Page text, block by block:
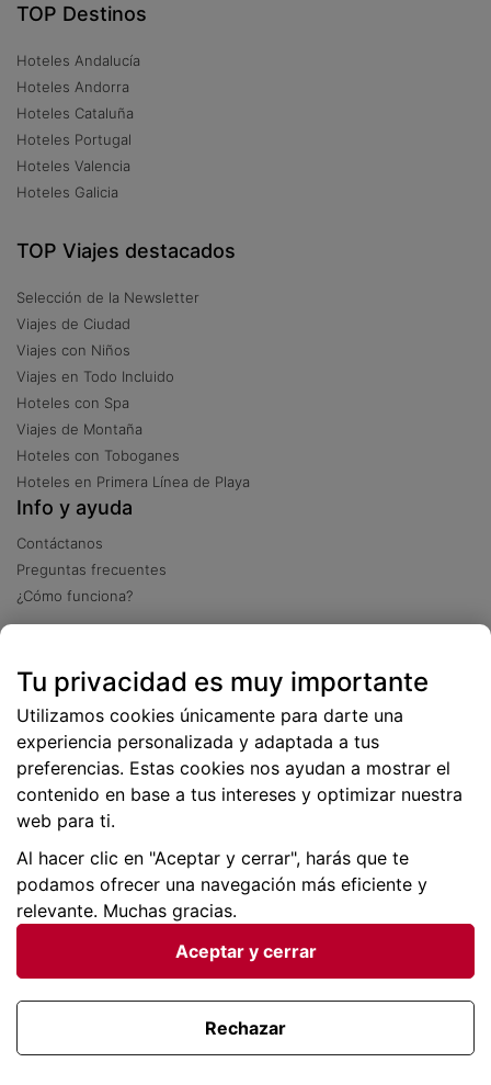
TOP Destinos
Hoteles Andalucía
Hoteles Andorra
Hoteles Cataluña
Hoteles Portugal
Hoteles Valencia
Hoteles Galicia
TOP Viajes destacados
Selección de la Newsletter
Viajes de Ciudad
Viajes con Niños
Viajes en Todo Incluido
Hoteles con Spa
Viajes de Montaña
Hoteles con Toboganes
Hoteles en Primera Línea de Playa
Info y ayuda
Contáctanos
Preguntas frecuentes
¿Cómo funciona?
Más de 2 millones de descargas
Condiciones generales |Privacidad de datos | Política
Viajes para ti SLU Copyright © BuscoUnChollo.com
Tu privacidad es muy importante
Utilizamos cookies únicamente para darte una
experiencia personalizada y adaptada a tus
preferencias. Estas cookies nos ayudan a mostrar el
contenido en base a tus intereses y optimizar nuestra
web para ti.
Al hacer clic en "Aceptar y cerrar", harás que te
podamos ofrecer una navegación más eficiente y
relevante. Muchas gracias.
Aceptar y cerrar
Rechazar